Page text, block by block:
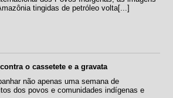
tingidas de petróleo volta[...]
o cassetete e a gravata
não apenas uma semana de
dos povos e comunidades indígenas e